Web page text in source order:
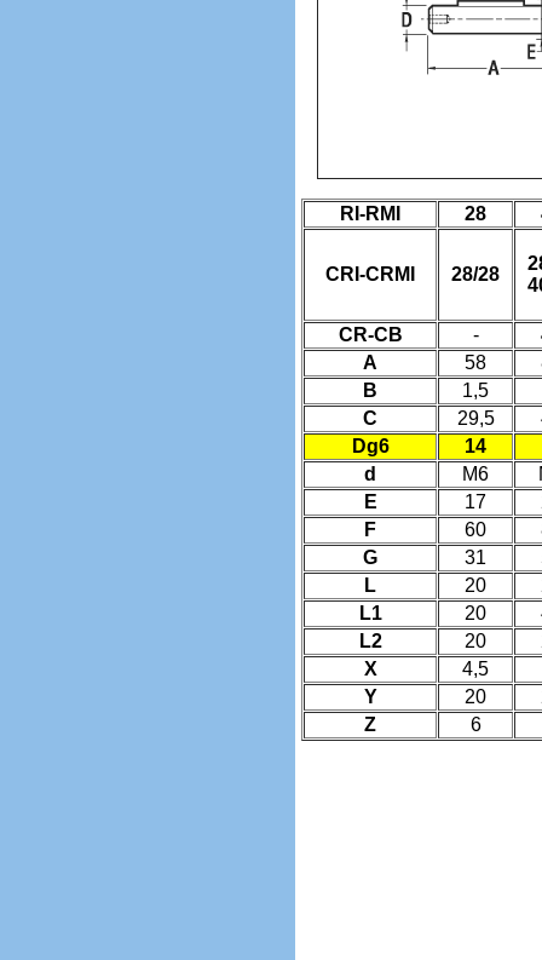
RI-RMI 28
CRI-CRMI 28/28
CR-CB -
A
58
B
1,5
C
29,5
Dg6
14
d
M6
E
17
F
60
G
31
L
20
L1
20
L2
20
X
4,5
Y
20
Z
6